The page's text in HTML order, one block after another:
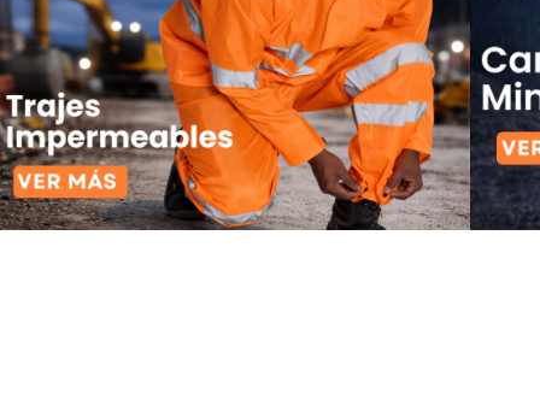
•Relleno: Guata
•Forrado interno: Matelasse
Esta combinación de materiales garantiza un abrigo
térmico equilibrado, manteniendo el calor corporal sin
aportar peso excesivo. Ofrece comodidad y libertad
de movimiento, ideal para uso diario y jornadas